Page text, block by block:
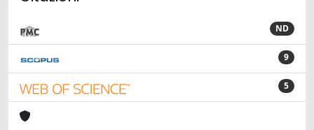
ND
9
5